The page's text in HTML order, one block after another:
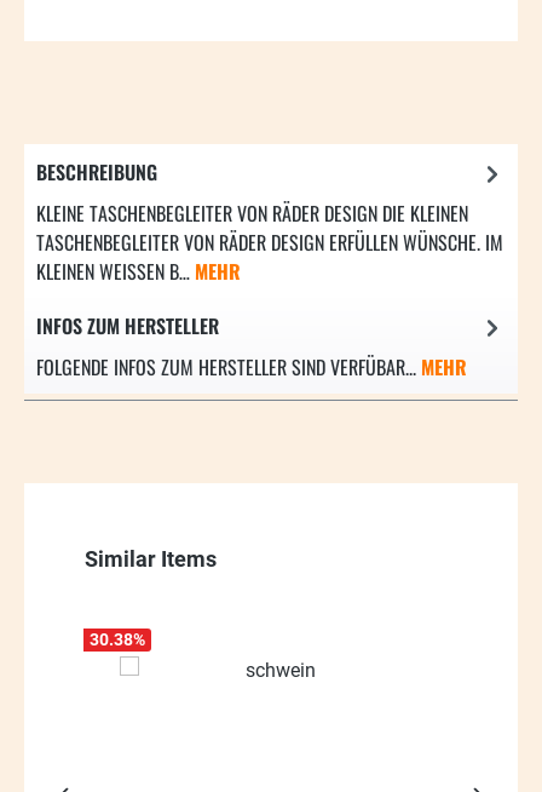
BESCHREIBUNG
KLEINE TASCHENBEGLEITER VON RÄDER DESIGN DIE KLEINEN
TASCHENBEGLEITER VON RÄDER DESIGN ERFÜLLEN WÜNSCHE. IM
KLEINEN WEISSEN B… MEHR
INFOS ZUM HERSTELLER
FOLGENDE INFOS ZUM HERSTELLER SIND VERFÜBAR... MEHR
Produktgalerie überspringen
Similar Items
30.38%